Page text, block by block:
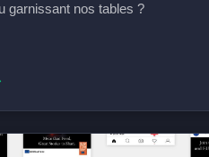
garnissant nos tables ?